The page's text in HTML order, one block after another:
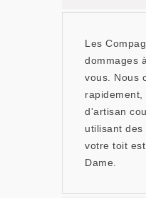
Les
dommages
vous. Nous
d'artisan
utilisant
votre toit
Dame.